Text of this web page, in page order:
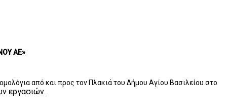
ΑΕ»
από και προς τον Πλακιά του Δήμου Αγίου Βασιλείου στο
εργασιών.